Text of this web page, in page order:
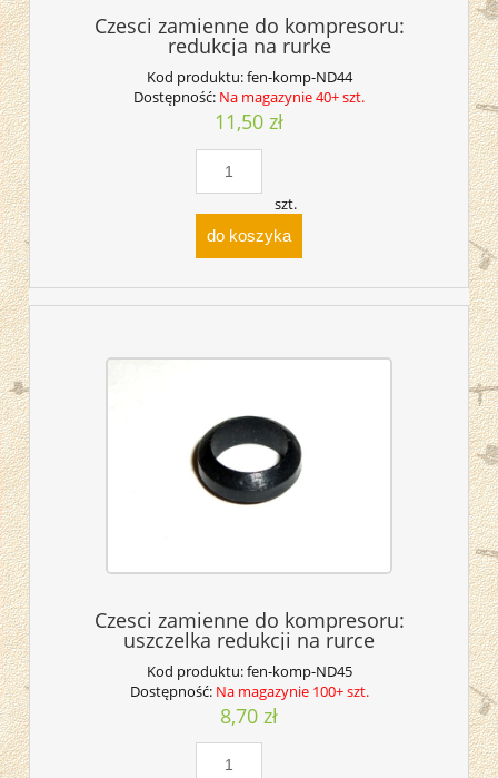
Czesci zamienne do kompresoru:
redukcja na rurke
Kod produktu:fen-komp-ND44
Dostępność: Na magazynie 40+ szt.
11,50 zł
szt.
do koszyka
Czesci zamienne do kompresoru:
uszczelka redukcji na rurce
Kod produktu:fen-komp-ND45
Dostępność: Na magazynie 100+ szt.
8,70 zł